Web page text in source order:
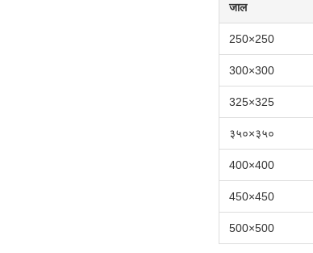
जाल
250×250
300×300
325×325
३५०×३५०
400×400
450×450
500×500